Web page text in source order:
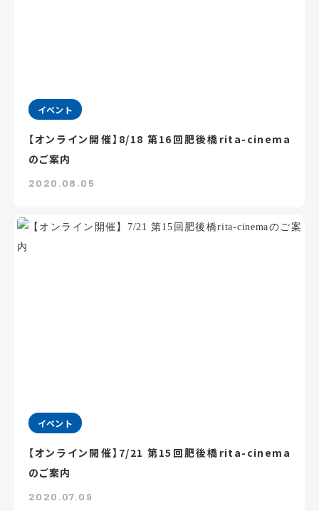
イベント
【オンライン開催】8/18 第16回肥後橋rita-cinema
のご案内
2020.08.05
イベント
【オンライン開催】7/21 第15回肥後橋rita-cinema
のご案内
2020.07.09